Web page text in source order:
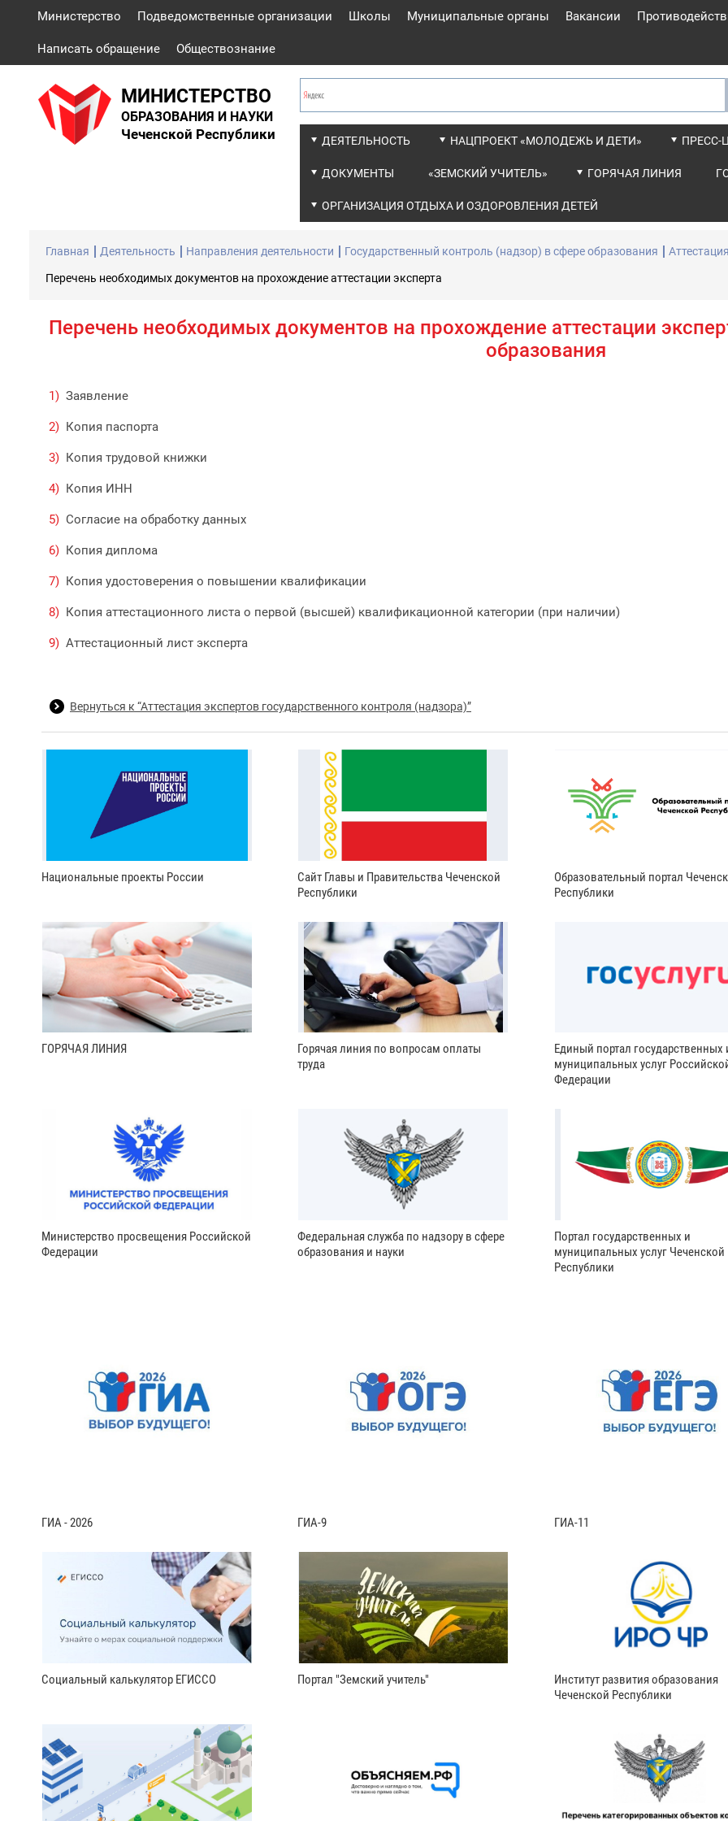
Министерство Подведомственные организации Школы Муниципальные органы Вакансии
Написать обращение Обществознание
МИНИСТЕРСТВО
ОБРАЗОВАНИЯ И НАУКИ
Чеченской Республики ДЕЯТЕЛЬНОСТЬ НАЦПРОЕКТ «МОЛОДЕЖЬ И ДЕТИ» ПРЕСС-
ДОКУМЕНТЫ «ЗЕМСКИЙ УЧИТЕЛЬ» ГОРЯЧАЯ ЛИНИЯ
ОРГАНИЗАЦИЯ ОТДЫХА И ОЗДОРОВЛЕНИЯ ДЕТЕЙ
Главная Деятельность Направления деятельности Государственный контроль (надзор) в сфере образования
Перечень необходимых документов на прохождение аттестации эксперта
Перечень необходимых документов на прохождение аттестации
образования
Заявление
Копия паспорта
Копия трудовой книжки
Копия ИНН
Согласие на обработку данных
Копия диплома
Копия удостоверения о повышении квалификации
Копия аттестационного листа о первой (высшей) квалификационной категории (при наличии)
Аттестационный лист эксперта
Вернуться к “Аттестация экспертов государственного контроля (надзора)”
Национальные проекты России
Сайт Главы и Правительства Чеченской
Республики
Образовательный портал
Республики
ГОРЯЧАЯ ЛИНИЯ
Горячая линия по вопросам оплаты
труда
Единый портал государственных
муниципальных услуг
Федерации
Министерство просвещения Российской
Федерации
Федеральная служба по надзору в сфере
образования и науки
Портал государственных и
муниципальных услуг Чеченской
Республики
ГИА - 2026 ГИА-9 ГИА-11
Социальный калькулятор ЕГИССО Портал "Земский учитель"
Институт развития образования
Чеченской Республики